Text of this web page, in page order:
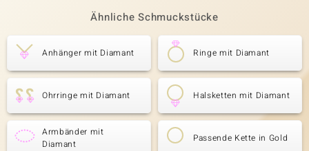
Ähnliche Schmuckstücke
Anhänger mit Diamant Ringe mit Diamant
Ohrringe mit Diamant Halsketten mit Diamant
Armbänder mit
Diamant
Passende Kette in Gold